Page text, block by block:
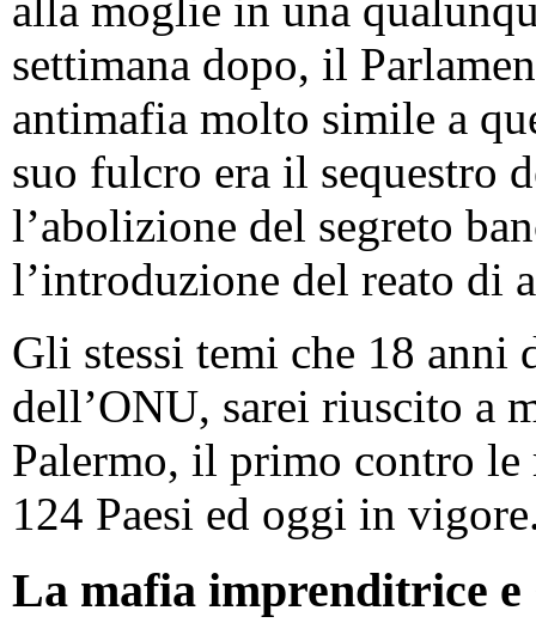
settimana dopo, il
antimafia molto simile a
suo fulcro era il sequestro
l’abolizione del segreto
l’introduzione del reato di
Gli stessi temi che 18 anni
dell’ONU, sarei riuscito a
Palermo, il primo contro
124 Paesi ed oggi in
La mafia imprenditrice e